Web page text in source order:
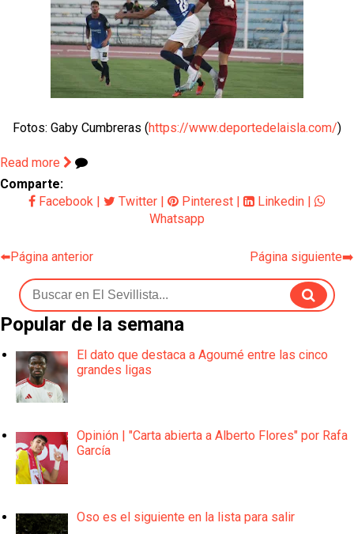
Fotos: Gaby Cumbreras (https://www.deportedelaisla.com/)
Read more
Comparte:
Facebook
Twitter Pinterest Linkedin
Whatsapp
⬅️Página anterior Página siguiente➡️
Popular de la semana
El dato que destaca a Agoumé entre las cinco
grandes ligas
Opinión | "Carta abierta a Alberto Flores" por Rafa
García
Oso es el siguiente en la lista para salir